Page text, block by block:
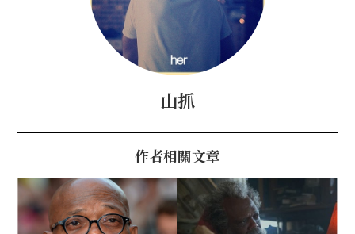
山抓
作者相關文章